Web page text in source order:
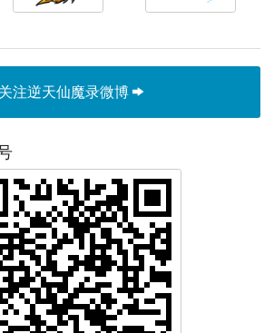
关注逆天仙魔录微博